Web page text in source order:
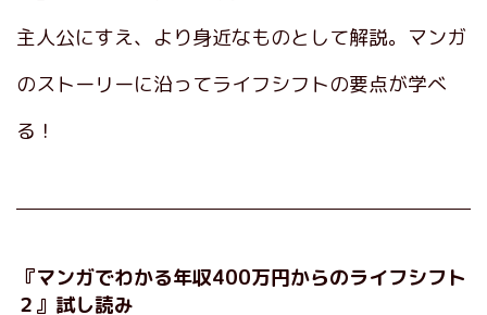
主人公にすえ、より身近なものとして解説。マンガ
のストーリーに沿ってライフシフトの要点が学べ
る！
『マンガでわかる年収400万円からのライフシフト
２』試し読み